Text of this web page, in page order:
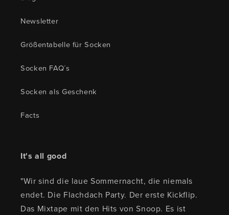
Newsletter
Größentabelle für Socken
Socken FAQ´s
Socken als Geschenk
Facts
It's all good
"Wir sind die laue Sommernacht, die niemals
endet. Die Flachdach Party. Der erste Kickflip.
Das Mixtape mit den Hits von Snoop. Es ist